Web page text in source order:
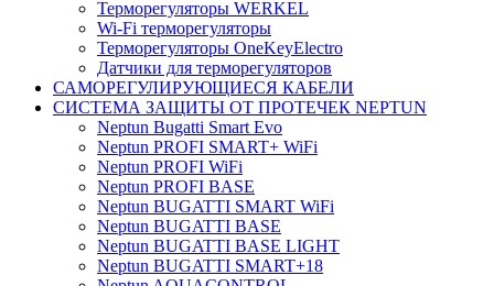
Терморегуляторы WERKEL
Wi-Fi терморегуляторы
Терморегуляторы OneKeyElectro
Датчики для терморегуляторов
САМОРЕГУЛИРУЮЩИЕСЯ КАБЕЛИ
СИСТЕМА ЗАЩИТЫ ОТ ПРОТЕЧЕК NEPTUN
Neptun Bugatti Smart Evo
Neptun PROFI SMART+ WiFi
Neptun PROFI WiFi
Neptun PROFI BASE
Neptun BUGATTI SMART WiFi
Neptun BUGATTI BASE
Neptun BUGATTI BASE LIGHT
Neptun BUGATTI SMART+18